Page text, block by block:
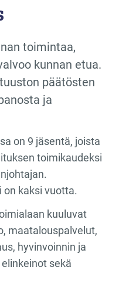
toimintaa,
kunnan etua.
päätösten
ja
on 9 jäsentä, joista
toimikaudeksi
kaksi vuotta.
kuuluvat
maatalouspalvelut,
hyvinvoinnin ja
sekä